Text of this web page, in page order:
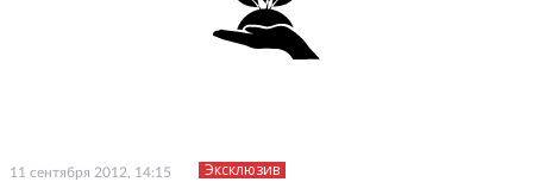
11 сентября 2012, 14:15 Эксклюзив